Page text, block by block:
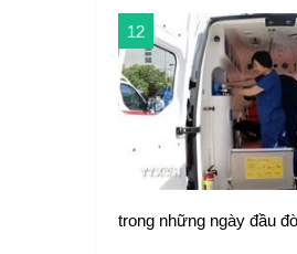
12
trong những ngày đầu